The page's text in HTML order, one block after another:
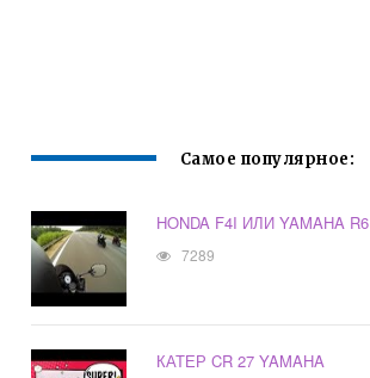
Самое популярное:
HONDA F4I ИЛИ YAMAHA R6
7289
КАТЕР CR 27 YAMAHA